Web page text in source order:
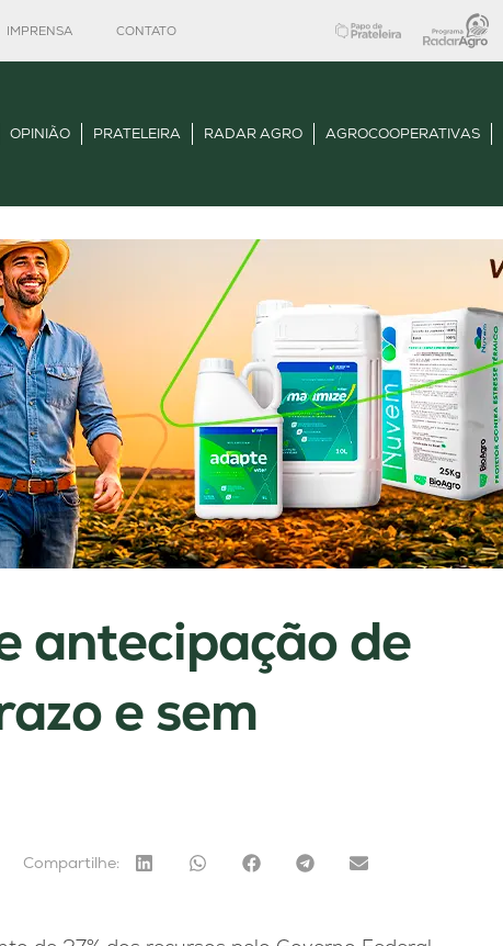
IMPRENSA CONTATO
OPINIÃO PRATELEIRA RADAR AGRO AGROCOOPERATIVAS
antecipação de
e sem
Compartilhe: